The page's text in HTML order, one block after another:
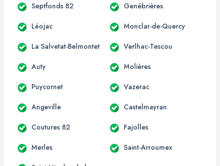
Septfonds 82 Genébrières
Léojac Monclar-de-Quercy
La Salvetat-Belmontet Verlhac-Tescou
Auty Molières
Puycornet Vazerac
Angeville Castelmayran
Coutures 82 Fajolles
Merles Saint-Arroumex